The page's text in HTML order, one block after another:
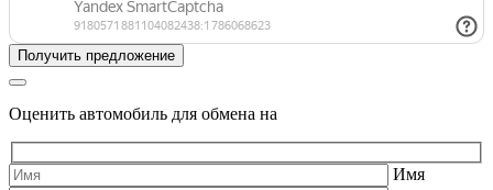
Оценить автомобиль для обмена на
Имя